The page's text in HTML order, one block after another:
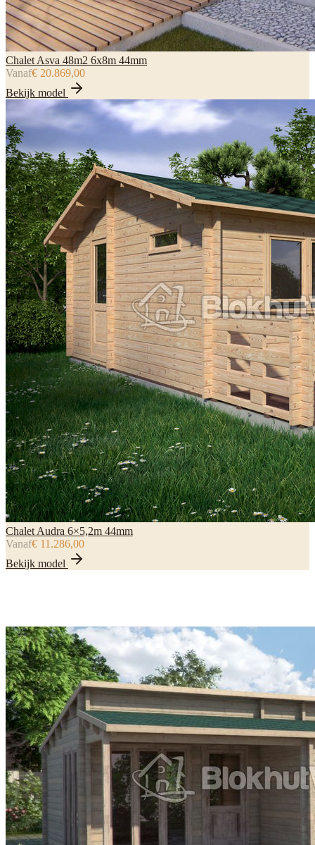
Chalet Asva 48m2 6x8m 44mm
Vanaf€ 20.869,00
Bekijk model
Chalet Audra 6×5,2m 44mm
Vanaf€ 11.286,00
Bekijk model